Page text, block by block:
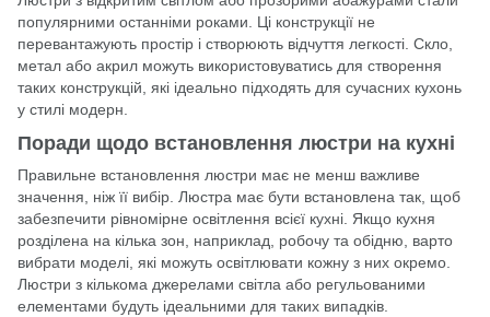
популярними останніми роками. Ці конструкції не
перевантажують простір і створюють відчуття легкості. Скло,
метал або акрил можуть використовуватись для створення
таких конструкцій, які ідеально підходять для сучасних кухонь
у стилі модерн.
Поради щодо встановлення люстри на кухні
Правильне встановлення люстри має не менш важливе
значення, ніж її вибір. Люстра має бути встановлена ​​так, щоб
забезпечити рівномірне освітлення всієї кухні. Якщо кухня
розділена на кілька зон, наприклад, робочу та обідню, варто
вибрати моделі, які можуть освітлювати кожну з них окремо.
Люстри з кількома джерелами світла або регульованими
елементами будуть ідеальними для таких випадків.